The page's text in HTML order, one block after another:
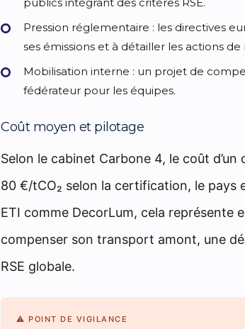
Pression réglementaire : les directives
ses émissions et à détailler les actions
Mobilisation interne : un projet de
fédérateur pour les équipes.
Coût moyen et pilotage
Selon le cabinet Carbone 4, le coût
80 €/tCO₂ selon la certification, le pays
ETI comme DecorLum, cela représente
compenser son transport amont, une
RSE globale.
⚠ POINT DE VIGILANCE